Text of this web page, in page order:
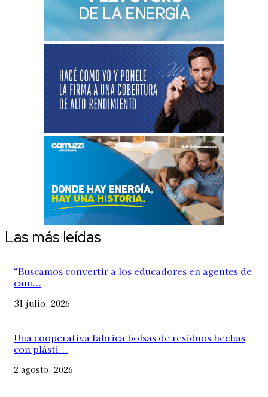
Las más leídas
“Buscamos convertir a los educadores en agentes de
cam...
31 julio, 2026
Una cooperativa fabrica bolsas de residuos hechas
con plásti...
2 agosto, 2026